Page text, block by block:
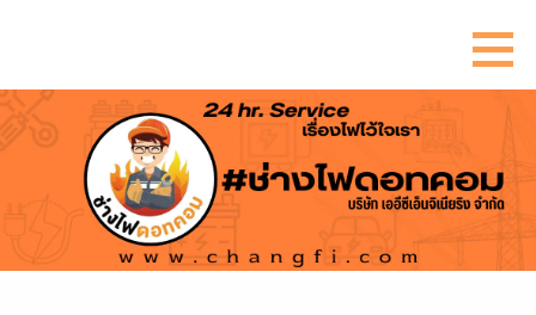
ยัง
เนื้อหา